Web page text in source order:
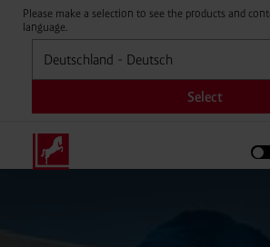
Please make a selection to see the products and
language.
Selecteren
Select